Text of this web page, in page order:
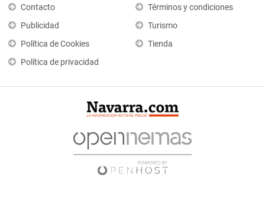
Contacto
Publicidad
Política de Cookies
Política de privacidad
Términos y condiciones
Turismo
Tienda